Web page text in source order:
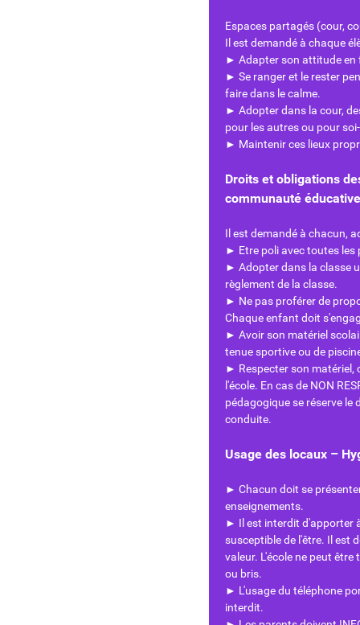
Espaces partagés (cour,
Il est demandé à chaque
► Adapter son attitude en
► Se ranger et le rester
faire dans le calme.
► Adopter dans la cour,
pour les autres ou pour
► Maintenir ces lieux
Droits et obligations
communauté éducative
Il est demandé à chacun,
► Etre poli avec toutes les
► Adopter dans la classe
règlement de la classe.
► Ne pas proférer de
Chaque enfant doit
► Avoir son matériel
tenue sportive ou de
► Respecter son matériel,
l'école. En cas de NON
pédagogique se réserve le
conduite.
Usage des locaux –
► Chacun doit se
enseignements.
► Il est interdit d'apporter
susceptible de l'être. Il est
valeur. L'école ne peut être
ou bris.
► L'usage du téléphone
interdit.